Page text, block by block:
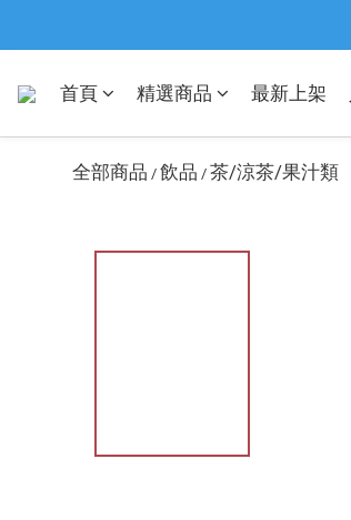
首頁 精選商品 最新上架
全部商品 / 飲品 / 茶/涼茶/果汁類